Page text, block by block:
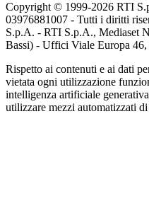
Copyright © 1999-2026 RTI
03976881007 - Tutti i diritti
S.p.A. - RTI S.p.A., Mediaset
Bassi) - Uffici Viale Europa
Rispetto ai contenuti e ai dati
vietata ogni utilizzazione
intelligenza artificiale
utilizzare mezzi automatizzati